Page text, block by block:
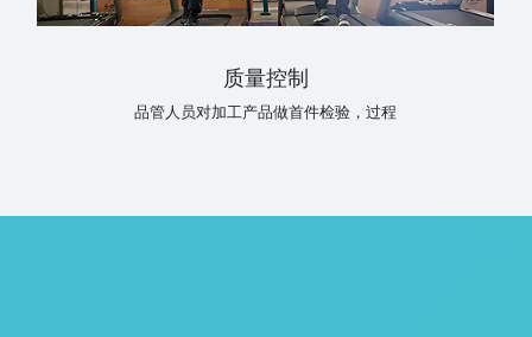
质量控制
品管人员对加工产品做首件检验，过程